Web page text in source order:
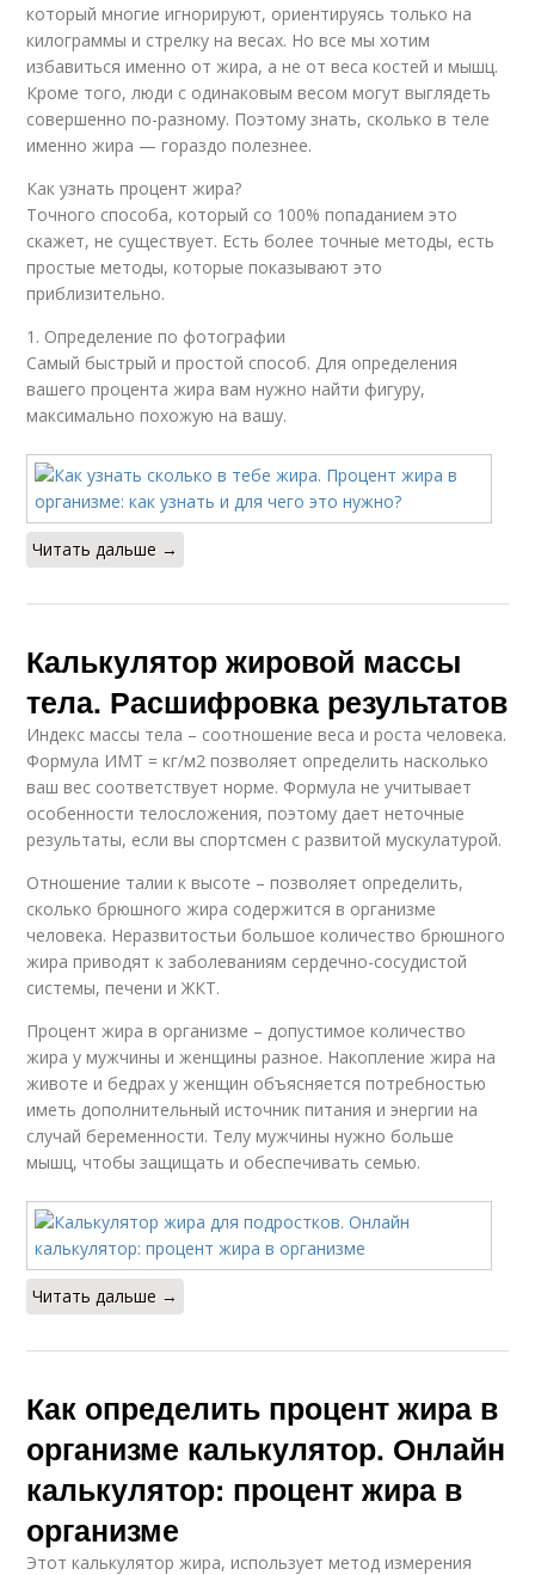
который многие игнорируют, ориентируясь только на
килограммы и стрелку на весах. Но все мы хотим
избавиться именно от жира, а не от веса костей и мышц.
Кроме того, люди с одинаковым весом могут выглядеть
совершенно по-разному. Поэтому знать, сколько в теле
именно жира — гораздо полезнее.
Как узнать процент жира?
Точного способа, который со 100% попаданием это
скажет, не существует. Есть более точные методы, есть
простые методы, которые показывают это
приблизительно.
1. Определение по фотографии
Самый быстрый и простой способ. Для определения
вашего процента жира вам нужно найти фигуру,
максимально похожую на вашу.
Читать дальше →
Калькулятор жировой массы
тела. Расшифровка результатов
Индекс массы тела – соотношение веса и роста человека.
Формула ИМТ = кг/м2 позволяет определить насколько
ваш вес соответствует норме. Формула не учитывает
особенности телосложения, поэтому дает неточные
результаты, если вы спортсмен с развитой мускулатурой.
Отношение талии к высоте – позволяет определить,
сколько брюшного жира содержится в организме
человека. Неразвитостьи большое количество брюшного
жира приводят к заболеваниям сердечно-сосудистой
системы, печени и ЖКТ.
Процент жира в организме – допустимое количество
жира у мужчины и женщины разное. Накопление жира на
животе и бедрах у женщин объясняется потребностью
иметь дополнительный источник питания и энергии на
случай беременности. Телу мужчины нужно больше
мышц, чтобы защищать и обеспечивать семью.
Читать дальше →
Как определить процент жира в
организме калькулятор. Онлайн
калькулятор: процент жира в
организме
Этот калькулятор жира, использует метод измерения